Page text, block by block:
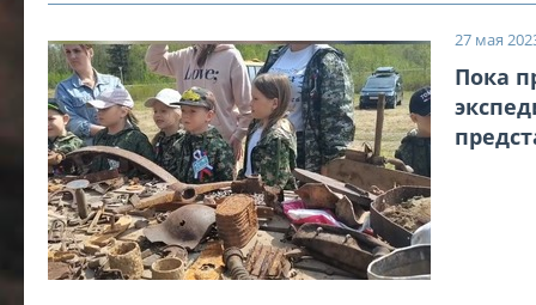
27 мая
Пока